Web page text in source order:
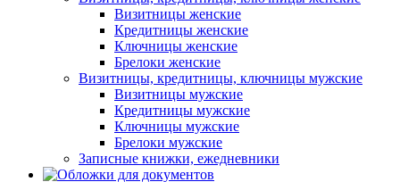
Визитницы женские
Кредитницы женские
Ключницы женские
Брелоки женские
Визитницы, кредитницы, ключницы мужские
Визитницы мужские
Кредитницы мужские
Ключницы мужские
Брелоки мужские
Записные книжки, ежедневники